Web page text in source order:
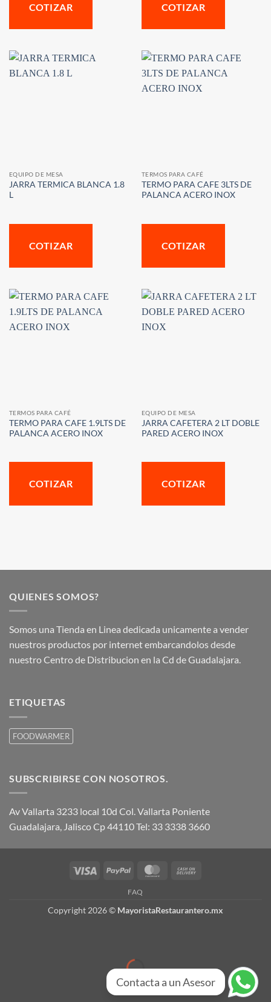
COTIZAR COTIZAR
EQUIPO DE MESA
JARRA TERMICA BLANCA 1.8
L
COTIZAR
TERMOS PARA CAFÉ
TERMO PARA CAFE 3LTS DE
PALANCA ACERO INOX
COTIZAR
TERMOS PARA CAFÉ
TERMO PARA CAFE 1.9LTS DE
PALANCA ACERO INOX
COTIZAR
EQUIPO DE MESA
JARRA CAFETERA 2 LT DOBLE
PARED ACERO INOX
COTIZAR
QUIENES SOMOS?
Somos una Tienda en Linea dedicada unicamente a vender
nuestros productos por internet embarcandolos desde
nuestro Centro de Distribucion en la Cd de Guadalajara.
ETIQUETAS
FOODWARMER
SUBSCRIBIRSE CON NOSOTROS.
Av Vallarta 3233 local 10d Col. Vallarta Poniente
Guadalajara, Jalisco Cp 44110 Tel: 33 3338 3660
Visa PayPal MasterCard
FAQ
Copyright 2026 © MayoristaRestaurantero.mx
Contacta a un Asesor